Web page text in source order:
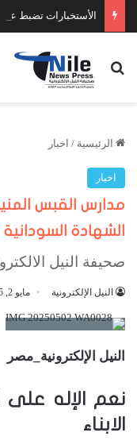
الأستخبارات تضبط
بحث عن
الرئيسية / اخبار
اخبار
مدارس القبس
الشهادة السودانية
صحيفة النيل
النيل الإلكترونية مايو 2, 2025
النيل الإلكترونية_مصر
نعم الإله على
الابناء